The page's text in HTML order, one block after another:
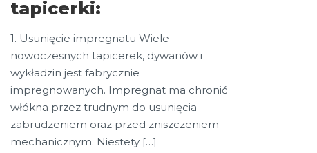
tapicerki:
1. Usunięcie impregnatu Wiele
nowoczesnych tapicerek, dywanów i
wykładzin jest fabrycznie
impregnowanych. Impregnat ma chronić
włókna przez trudnym do usunięcia
zabrudzeniem oraz przed zniszczeniem
mechanicznym. Niestety[…]